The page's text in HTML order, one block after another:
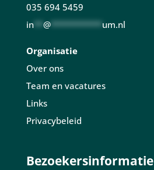
035 694 5459
in** @*********** um.nl
Organisatie
Over ons
Team en vacatures
Links
Privacybeleid
Bezoekersinformatie